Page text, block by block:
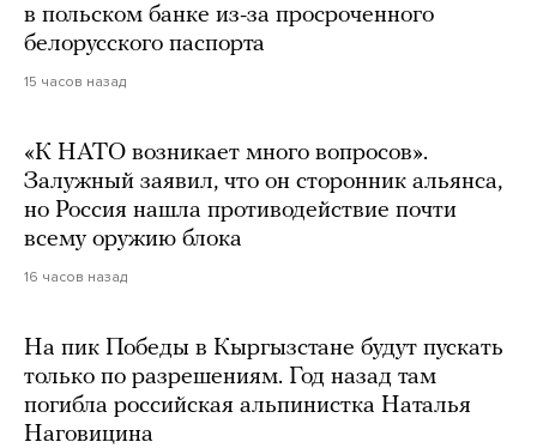
в польском банке из-за просроченного
белорусского паспорта
15 часов назад
«К НАТО возникает много вопросов».
Залужный заявил, что он сторонник альянса,
но Россия нашла противодействие почти
всему оружию блока
16 часов назад
На пик Победы в Кыргызстане будут пускать
только по разрешениям. Год назад там
погибла российская альпинистка Наталья
Наговицина